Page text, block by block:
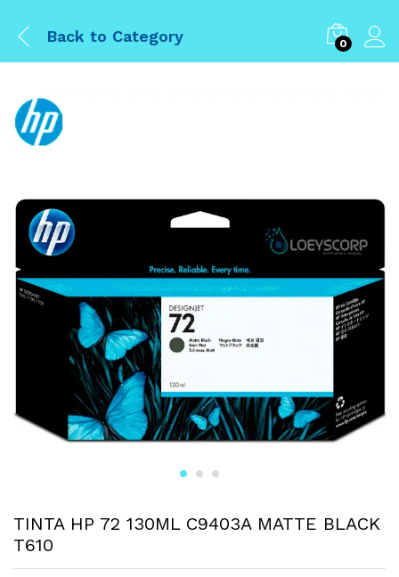
Back to Category 0
TINTA HP 72 130ML C9403A MATTE BLACK
T610